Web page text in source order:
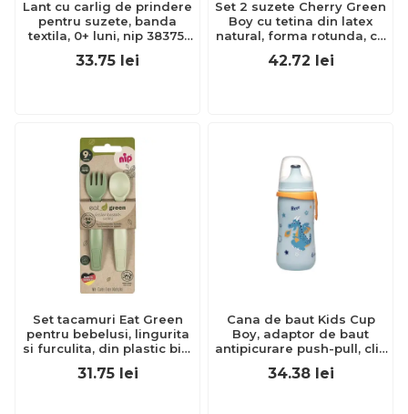
Lant cu carlig de prindere
pentru suzete, banda
textila, 0+ luni, nip 38375,
33.75 lei
Set 2 suzete Cherry Green
Boy cu tetina din latex
natural, forma rotunda, cu
42.72 lei
Set tacamuri Eat Green
pentru bebelusi, lingurita
si furculita, din plastic bio,
spalat vase, 9+ luni, nip
31.75 lei
Cana de baut Kids Cup
Boy, adaptor de baut
antipicurare push-pull, clip
18 luni, nip 35051
34.38 lei